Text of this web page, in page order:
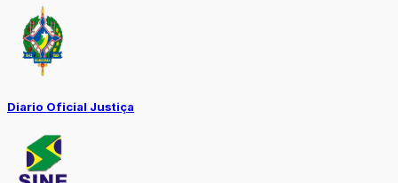
Diario Oficial Justiça